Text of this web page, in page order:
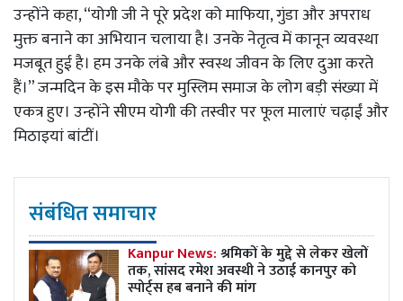
उन्होंने कहा, “योगी जी ने पूरे प्रदेश को माफिया, गुंडा और अपराध
मुक्त बनाने का अभियान चलाया है। उनके नेतृत्व में कानून व्यवस्था
मजबूत हुई है। हम उनके लंबे और स्वस्थ जीवन के लिए दुआ करते
हैं।” जन्मदिन के इस मौके पर मुस्लिम समाज के लोग बड़ी संख्या में
एकत्र हुए। उन्होंने सीएम योगी की तस्वीर पर फूल मालाएं चढ़ाईं और
मिठाइयां बांटीं।
संबंधित समाचार
Kanpur News:श्रमिकों के मुद्दे से लेकर खेलों
तक, सांसद रमेश अवस्थी ने उठाई कानपुर को
स्पोर्ट्स हब बनाने की मांग